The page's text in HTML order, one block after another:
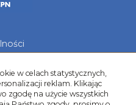
w celach statystycznych,
reklam. Klikając
zgodę na użycie wszystkich